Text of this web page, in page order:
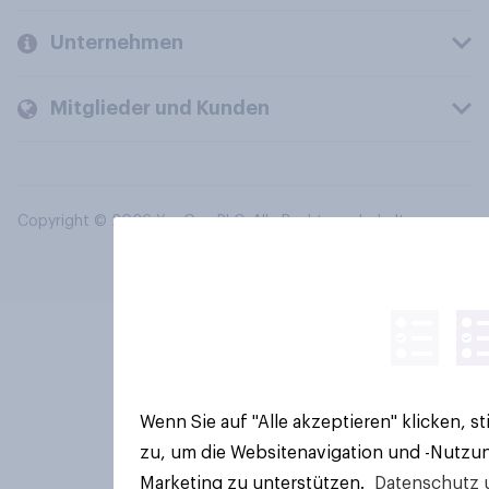
Unternehmen
Mitglieder und Kunden
Copyright © 2026 YouGov PLC. Alle Rechte vorbehalten.
Wenn Sie auf "Alle akzeptieren" klicken,
zu, um die Websitenavigation und -
Marketing zu unterstützen.
Datenschutz